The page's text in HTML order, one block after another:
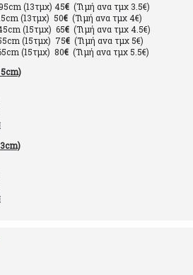
(13τμχ) 45€ (Τιμή ανα τμχ 3.5€)
(13τμχ) 50€ (Τιμή ανα τμχ 4€)
(15τμχ) 65€ (Τιμή ανα τμχ 4.5€)
(15τμχ) 75€ (Τιμή ανα τμχ 5€)
(15τμχ) 80€ (Τιμή ανα τμχ 5.5€)